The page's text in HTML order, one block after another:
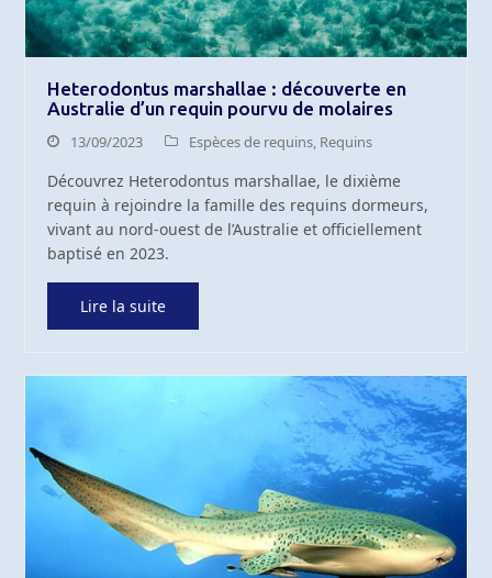
Heterodontus marshallae : découverte en
Australie d’un requin pourvu de molaires
13/09/2023 Espèces de requins, Requins
Découvrez Heterodontus marshallae, le dixième
requin à rejoindre la famille des requins dormeurs,
vivant au nord-ouest de l’Australie et officiellement
baptisé en 2023.
Lire la suite